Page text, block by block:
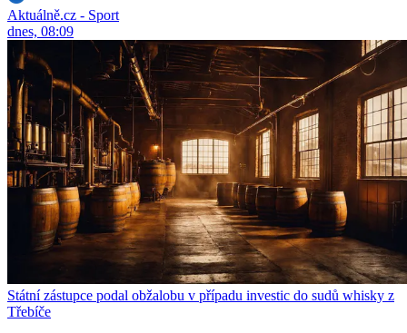
Aktuálně.cz - Sport
dnes, 08:09
Státní zástupce podal obžalobu v případu investic do sudů whisky z
Třebíče